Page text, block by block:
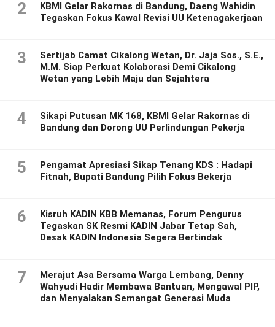
2
KBMI Gelar Rakornas di Bandung, Daeng Wahidin
Tegaskan Fokus Kawal Revisi UU Ketenagakerjaan
3
Sertijab Camat Cikalong Wetan, Dr. Jaja Sos., S.E.,
M.M. Siap Perkuat Kolaborasi Demi Cikalong
Wetan yang Lebih Maju dan Sejahtera
4
Sikapi Putusan MK 168, KBMI Gelar Rakornas di
Bandung dan Dorong UU Perlindungan Pekerja
5
Pengamat Apresiasi Sikap Tenang KDS : Hadapi
Fitnah, Bupati Bandung Pilih Fokus Bekerja
6
Kisruh KADIN KBB Memanas, Forum Pengurus
Tegaskan SK Resmi KADIN Jabar Tetap Sah,
Desak KADIN Indonesia Segera Bertindak
7
Merajut Asa Bersama Warga Lembang, Denny
Wahyudi Hadir Membawa Bantuan, Mengawal PIP,
dan Menyalakan Semangat Generasi Muda